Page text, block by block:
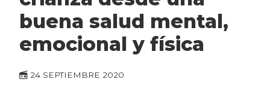
buena salud mental,
emocional y física
24 SEPTIEMBRE 2020